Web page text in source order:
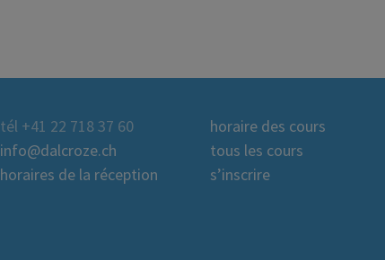
tél +41 22 718 37 60
info@dalcroze.ch
horaires de la réception
horaire des cours
tous les cours
s’inscrire